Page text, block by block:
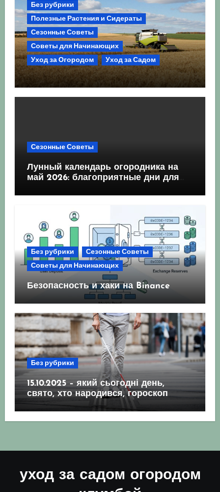
Без рубрики
Полезные Растения и Сидераты
Сезонные Советы
Советы для Начинающих
Уход за Огородом
Уход за Садом
Агрокультура України осінь 2026:
Сезонные Советы
Лунный календарь огородника на
май 2026: благоприятные дни для
Без рубрики
Сезонные Советы
Советы для Начинающих
Безопасность и хаки на Binance
Без рубрики
15.10.2025 – який сьогодні день,
свято, хто народився, гороскоп
уход за садом огородом